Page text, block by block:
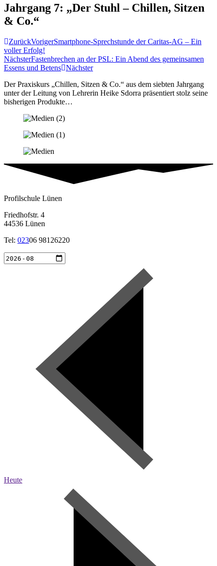
Jahrgang 7: „Der Stuhl – Chillen, Sitzen
& Co.“
ZurückVorigerSmartphone-Sprechstunde der Caritas-AG – Ein
voller Erfolg!
NächsterFastenbrechen an der PSL: Ein Abend des gemeinsamen
Essens und Betens Nächster
Der Praxiskurs „Chillen, Sitzen & Co.“ aus dem siebten Jahrgang
unter der Leitung von Lehrerin Heike Sdorra präsentiert stolz seine
bisherigen Produkte…
Profilschule Lünen
Friedhofstr. 4
44536 Lünen
Tel: 02306 98126220
Heute